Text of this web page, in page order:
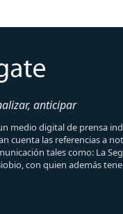
anticipar
un medio digital de prensa
cuenta las referencias a
tales como: La
con quien además